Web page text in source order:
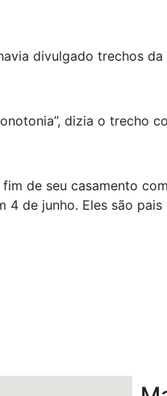
divulgado trechos da
dizia o trecho
de seu casamento
de junho. Eles são pais